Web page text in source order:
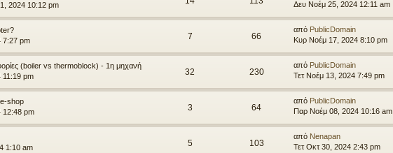
2024 10:12 pm
Δευ Νοέμ 25, 2024 12:11 am
7:27 pm 7 66
από PublicDomain
Κυρ Νοέμ 17, 2024 8:10 pm
(boiler vs thermoblock) - 1η μηχανή
11:19 pm 32 230
από PublicDomain
Τετ Νοέμ 13, 2024 7:49 pm
shop
12:48 pm 3 64
από PublicDomain
Παρ Νοέμ 08, 2024 10:16 am
1:10 am 5 103
από Nenapan
Τετ Οκτ 30, 2024 2:43 pm